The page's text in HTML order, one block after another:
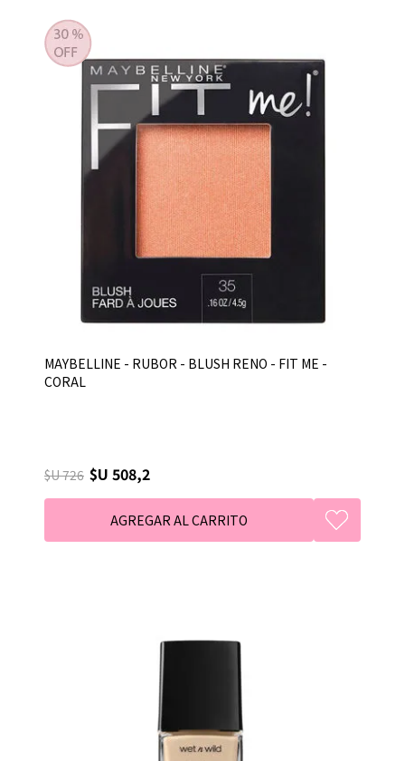
MAYBELLINE - RUBOR - BLUSH RENO - FIT ME -
CORAL
$U 726 $U 508,2